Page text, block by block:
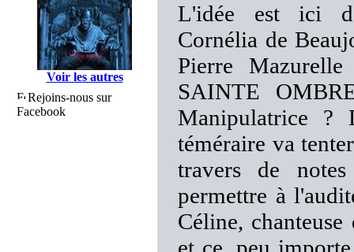
Voir les autres
Rejoins-nous sur
Facebook
L'idée est ici
Cornélia de
Pierre
SAINTE
Manipulatrice ?
téméraire va
travers de
permettre à
Céline,